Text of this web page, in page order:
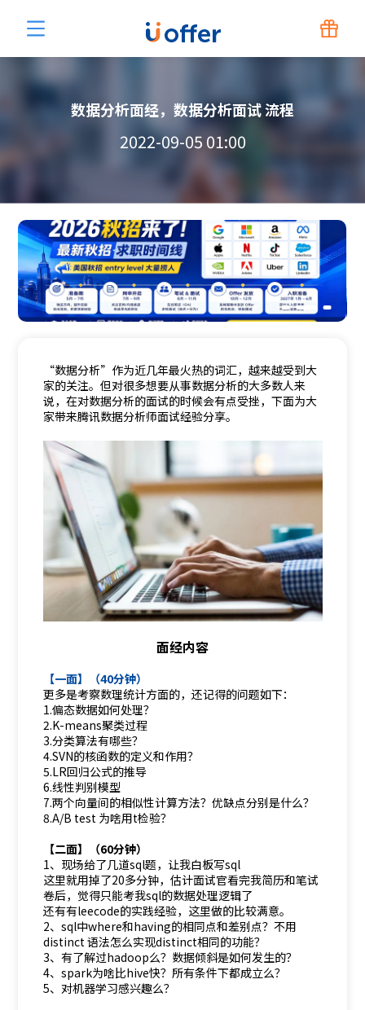
数据分析面经，数据分析面试 流程
2022-09-05 01:00
“数据分析”作为近几年最火热的词汇，越来越受到大
家的关注。但对很多想要从事数据分析的大多数人来
说，在对数据分析的面试的时候会有点受挫，下面为大
家带来腾讯数据分析师面试经验分享。
面经内容
【一面】（40分钟）
更多是考察数理统计方面的，还记得的问题如下：
1.偏态数据如何处理？
2.K-means聚类过程
3.分类算法有哪些？
4.SVN的核函数的定义和作用？
5.LR回归公式的推导
6.线性判别模型
7.两个向量间的相似性计算方法？优缺点分别是什么？
8.A/B test 为啥用t检验？
【二面】（60分钟）
1、现场给了几道sql题，让我白板写sql
这里就用掉了20多分钟，估计面试官看完我简历和笔试
卷后，觉得只能考我sql的数据处理逻辑了
还有有leecode的实践经验，这里做的比较满意。
2、sql中where和having的相同点和差别点？不用
distinct 语法怎么实现distinct相同的功能？
3、有了解过hadoop么？数据倾斜是如何发生的？
4、spark为啥比hive快？所有条件下都成立么？
5、对机器学习感兴趣么？